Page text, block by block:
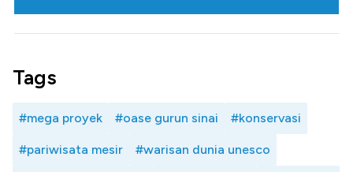
Tags
#mega proyek #oase gurun sinai #konservasi
#pariwisata mesir #warisan dunia unesco